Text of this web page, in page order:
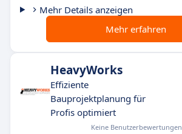
Mehr Details anzeigen
Mehr erfahren
HeavyWorks
Effiziente
Bauprojektplanung für
Profis optimiert
Keine Benutzerbewertungen